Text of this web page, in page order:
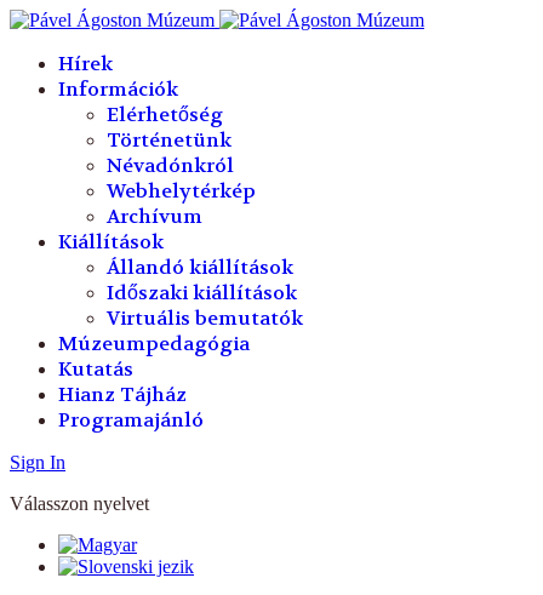
Hírek
Információk
Elérhetőség
Történetünk
Névadónkról
Webhelytérkép
Archívum
Kiállítások
Állandó kiállítások
Időszaki kiállítások
Virtuális bemutatók
Múzeumpedagógia
Kutatás
Hianz Tájház
Programajánló
Sign In
Válasszon nyelvet
év
hónap
év
hónap